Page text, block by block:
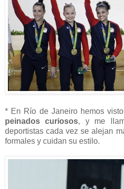
* En Río de Janeiro hemos
peinados curiosos, y me
deportistas cada vez se alejan
formales y cuidan su estilo.